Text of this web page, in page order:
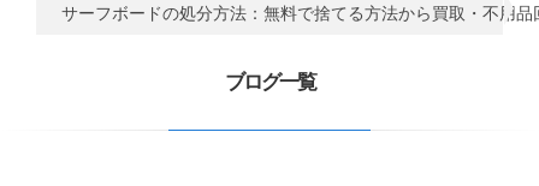
サーフボードの処分方法：無料で捨てる方法から買取・不用品
ブログ一覧